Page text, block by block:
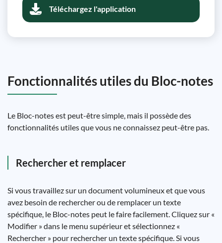
Téléchargez l'application
Fonctionnalités utiles du Bloc-notes
Le Bloc-notes est peut-être simple, mais il possède des
fonctionnalités utiles que vous ne connaissez peut-être pas.
Rechercher et remplacer
Si vous travaillez sur un document volumineux et que vous
avez besoin de rechercher ou de remplacer un texte
spécifique, le Bloc-notes peut le faire facilement. Cliquez sur «
Modifier » dans le menu supérieur et sélectionnez «
Rechercher » pour rechercher un texte spécifique. Si vous